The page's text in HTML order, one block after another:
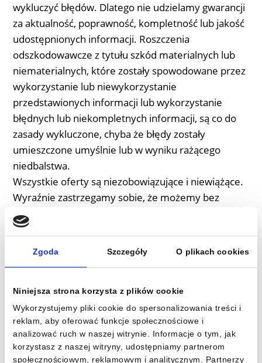
Zgoda Szczegóły O plikach cookies
Niniejsza strona korzysta z plików cookie
Wykorzystujemy pliki cookie do spersonalizowania treści i
reklam, aby oferować funkcje społecznościowe i
analizować ruch w naszej witrynie. Informacje o tym, jak
korzystasz z naszej witryny, udostępniamy partnerom
społecznościowym, reklamowym i analitycznym. Partnerzy
wykluczyć błędów. Dlatego nie udzielamy gwarancji
za aktualność, poprawność, kompletność lub jakość
udostępnionych informacji. Roszczenia
odszkodowawcze z tytułu szkód materialnych lub
niematerialnych, które zostały spowodowane przez
wykorzystanie lub niewykorzystanie
przedstawionych informacji lub wykorzystanie
błędnych lub niekompletnych informacji, są co do
zasady wykluczone, chyba że błędy zostały
umieszczone umyślnie lub w wyniku rażącego
niedbalstwa.
Wszystkie oferty są niezobowiązujące i niewiążące.
Wyraźnie zastrzegamy sobie, że możemy bez
specjalnej zapowiedzi zmieniać, uzupełniać lub
usuwać część stron lub całą ich zawartość lub
tymczasowo lub ostatecznie wstrzymać publikację.
Powyższe wykluczenie odpowiedzialności cywilnej
poszczególne sformułowania lub fragmenty tego
tekstu nie są zgodne lub nie są w pełni zgodne z
aktualną sytuacją prawną, fakt ten nie wpływa na
ważność pozostałej części oświadczenia.